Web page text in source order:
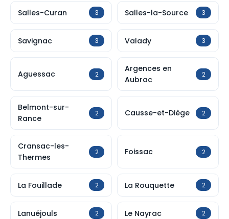
Salles-Curan 3 Salles-la-Source 3
Savignac 3 Valady 3
Aguessac 2
Argences en
Aubrac
2
Belmont-sur-
Rance
2 Causse-et-Diège 2
Cransac-les-
Thermes
2 Foissac 2
La Fouillade 2 La Rouquette 2
Lanuéjouls 2 Le Nayrac 2